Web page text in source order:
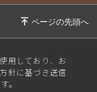
用しており、お
針に基づき送信
。